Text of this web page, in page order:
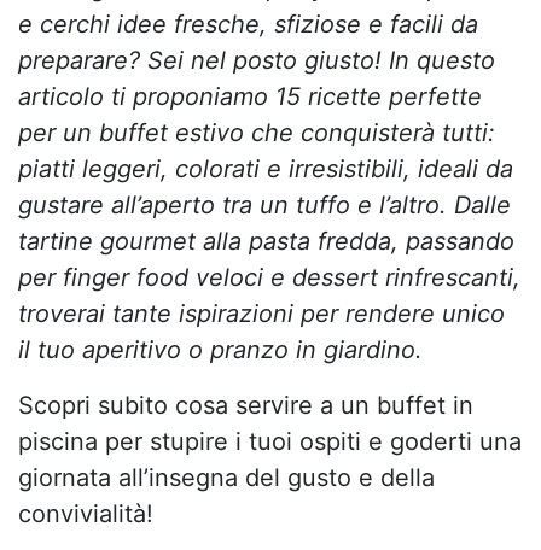
e cerchi idee fresche, sfiziose e facili da
preparare? Sei nel posto giusto! In questo
articolo ti proponiamo 15 ricette perfette
per un buffet estivo che conquisterà tutti:
piatti leggeri, colorati e irresistibili, ideali da
gustare all’aperto tra un tuffo e l’altro. Dalle
tartine gourmet alla pasta fredda, passando
per finger food veloci e dessert rinfrescanti,
troverai tante ispirazioni per rendere unico
il tuo aperitivo o pranzo in giardino.
Scopri subito cosa servire a un buffet in
piscina per stupire i tuoi ospiti e goderti una
giornata all’insegna del gusto e della
convivialità!